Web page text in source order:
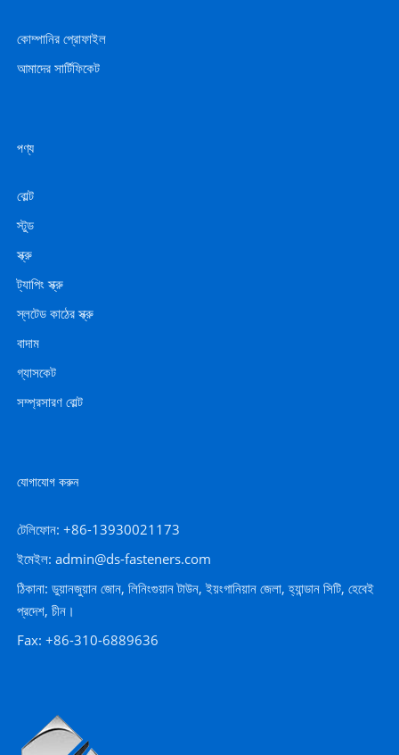
কোম্পানির প্রোফাইল
আমাদের সার্টিফিকেট
পণ্য
বোল্ট
স্টুড
স্ক্রু
ট্যাপিং স্ক্রু
স্লটেড কাঠের স্ক্রু
বাদাম
গ্যাসকেট
সম্প্রসারণ বোল্ট
যোগাযোগ করুন
টেলিফোন: +86-13930021173
ইমেইল: admin@ds-fasteners.com
ঠিকানা: ডুয়ানজুয়ান জোন, লিনিংগুয়ান টাউন, ইয়ংগানিয়ান জেলা, হ্যান্ডান সিটি, হেবেই
প্রদেশ, চীন।
Fax: +86-310-6889636